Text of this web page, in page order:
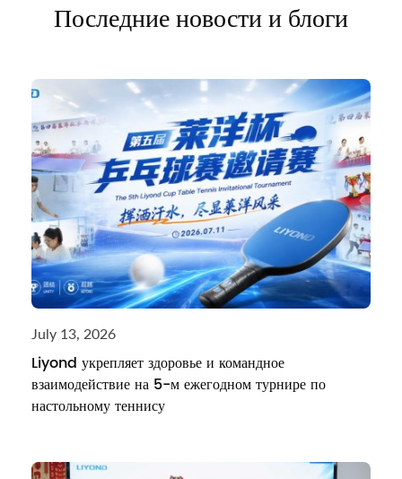
Последние новости и блоги
July 13, 2026
Liyond укрепляет здоровье и командное
взаимодействие на 5-м ежегодном турнире по
настольному теннису